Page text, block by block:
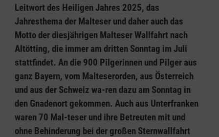
Leitwort des Heiligen Jahres 2025, das
Jahresthema der Malteser und daher auch das
Motto der diesjährigen Malteser Wallfahrt nach
Altötting, die immer am dritten Sonntag im Juli
stattfindet. An die 900 Pilgerinnen und Pilger aus
ganz Bayern, vom Malteserorden, aus Österreich
und aus der Schweiz wa-ren dazu am Sonntag in
den Gnadenort gekommen. Auch aus Unterfranken
waren 70 Mal-teser und ihre Betreuten mit und
ohne Behinderung bei der großen Sternwallfahrt